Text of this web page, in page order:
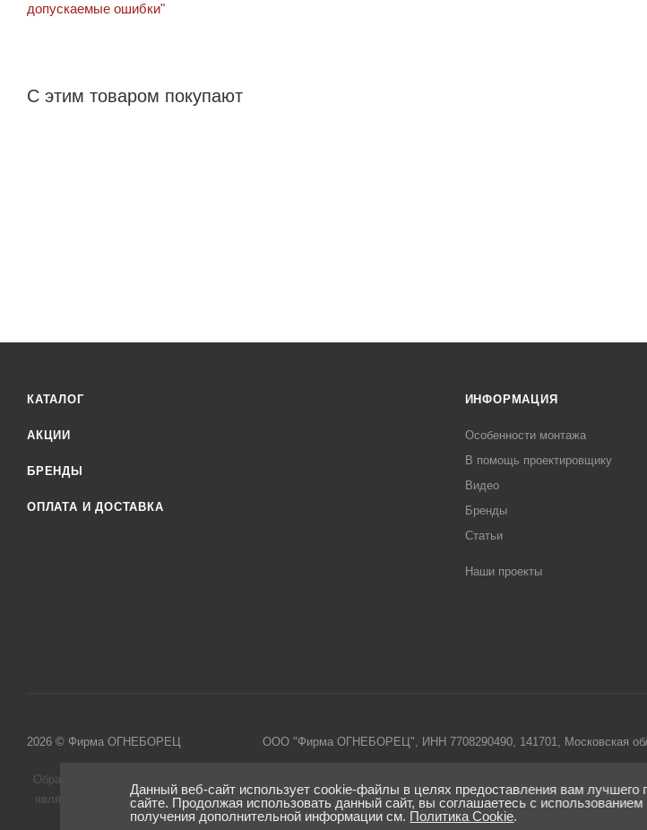
допускаемые ошибки"
С этим товаром покупают
КАТАЛОГ
АКЦИИ
БРЕНДЫ
ОПЛАТА И ДОСТАВКА
ИНФОРМАЦИЯ
Особенности монтажа
В помощь проектировщику
Видео
Бренды
Статьи
Наши проекты
2026 © Фирма ОГНЕБОРЕЦ ООО "Фирма ОГНЕБОРЕЦ", ИНН 7708290490, 141701, Московская
Обращаем ваше внимание на то, что данный интернет-сайт, а также вся информация о товарах и ценах,
является публичной офертой, определяемой положениями Статьи 437 Гражданского кодекса Российской
услуг, пожалуйста, обращайтесь к менеджерам нашей компании с помощью формы обратной
Данный веб-сайт использует cookie-файлы в целях предоставления вам лучшего
сайте. Продолжая использовать данный сайт, вы соглашаетесь с
получения дополнительной информации см. Политика Cookie.